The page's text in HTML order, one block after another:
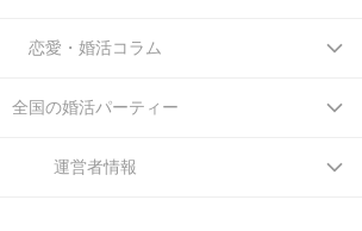
恋愛・婚活コラム
全国の婚活パーティー
運営者情報